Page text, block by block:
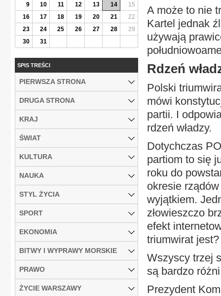
A może to nie
Kartel jednak
używają
Rdzeń
Polski
mówi
partii. I
rdzeń władzy.
Dotychczas
partiom to się
roku do
okresie
wyjątkiem.
złowieszczo
efekt
triumwirat jest?
Wszyscy trzej
są bardzo
Prezydent
9
10 11 12 13 14
15
16
17 18 19 20 21
22
23
24 25 26 27 28
29
30
31
SPIS TREŚCI
PIERWSZA STRONA
DRUGA STRONA
KRAJ
ŚWIAT
KULTURA
NAUKA
STYL ŻYCIA
SPORT
EKONOMIA
BITWY I WYPRAWY MORSKIE
PRAWO
ŻYCIE WARSZAWY